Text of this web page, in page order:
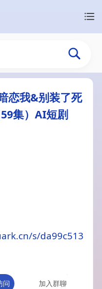
恋我&别装了死
集）AI短剧
s/da99c513
问 加入群聊